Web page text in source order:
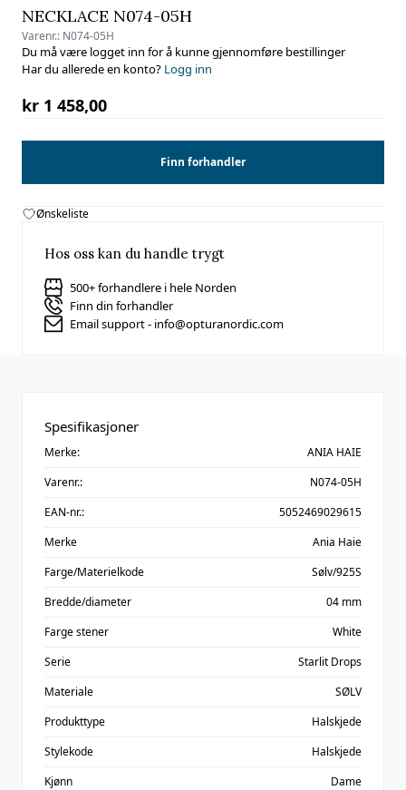
NECKLACE N074-05H
Varenr.: N074-05H
Du må være logget inn for å kunne gjennomføre bestillinger
Har du allerede en konto? Logg inn
kr 1 458,00
Finn forhandler
Ønskeliste
Hos oss kan du handle trygt
500+ forhandlere i hele Norden
Finn din forhandler
Email support - info@opturanordic.com
Spesifikasjoner
Merke:
ANIA HAIE
Varenr.:
N074-05H
EAN-nr.:
5052469029615
Merke
Ania Haie
Farge/Materielkode
Sølv/925S
Bredde/diameter
04 mm
Farge stener
White
Serie
Starlit Drops
Materiale
SØLV
Produkttype
Halskjede
Stylekode
Halskjede
Kjønn
Dame